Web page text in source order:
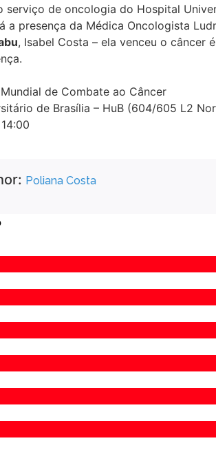
serviço de oncologia do Hospital
a presença da Médica Oncologista
, Isabel Costa – ela venceu o câncer
de Combate ao Câncer
de Brasília – HuB (604/605 L2
Poliana Costa